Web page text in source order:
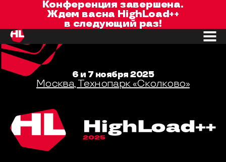
Конференция завершена.
Ждем васна HighLoad++
в следующий раз!
6 и 7 ноября 2025
Москва, Технопарк «Сколково»